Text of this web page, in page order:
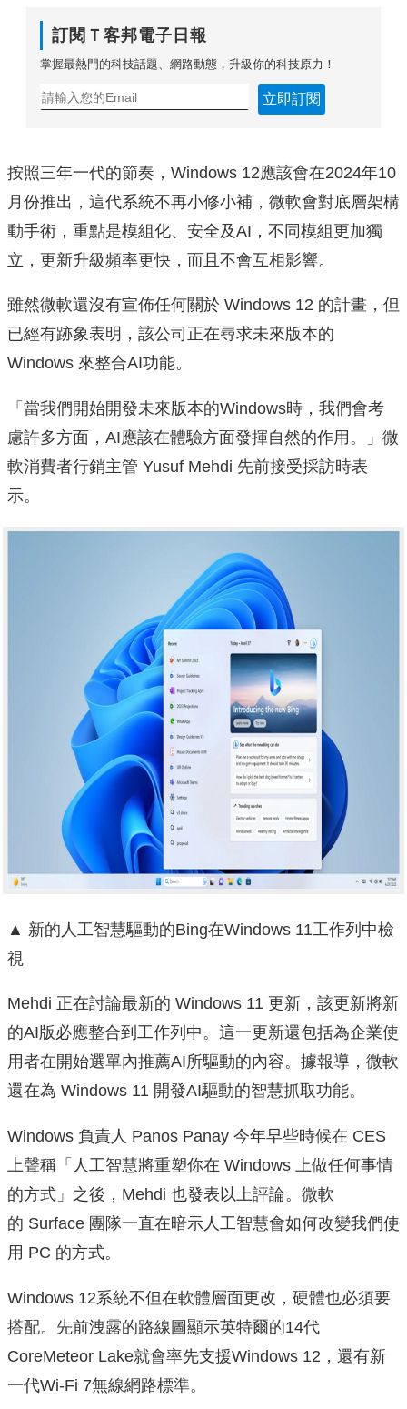
訂閱Ｔ客邦電子日報
掌握最熱門的科技話題、網路動態，升級你的科技原力！
立即訂閱
按照三年一代的節奏，Windows 12應該會在2024年10
月份推出，這代系統不再小修小補，微軟會對底層架構
動手術，重點是模組化、安全及AI，不同模組更加獨
立，更新升級頻率更快，而且不會互相影響。
雖然微軟還沒有宣佈任何關於 Windows 12 的計畫，但
已經有跡象表明，該公司正在尋求未來版本的
Windows 來整合AI功能。
「當我們開始開發未來版本的Windows時，我們會考
慮許多方面，AI應該在體驗方面發揮自然的作用。」微
軟消費者行銷主管 Yusuf Mehdi 先前接受採訪時表
示。
▲ 新的人工智慧驅動的Bing在Windows 11工作列中檢
視
Mehdi 正在討論最新的 Windows 11 更新，該更新將新
的AI版必應整合到工作列中。這一更新還包括為企業使
用者在開始選單內推薦AI所驅動的內容。據報導，微軟
還在為 Windows 11 開發AI驅動的智慧抓取功能。
Windows 負責人 Panos Panay 今年早些時候在 CES
上聲稱「人工智慧將重塑你在 Windows 上做任何事情
的方式」之後，Mehdi 也發表以上評論。微軟
的 Surface 團隊一直在暗示人工智慧會如何改變我們使
用 PC 的方式。
Windows 12系統不但在軟體層面更改，硬體也必須要
搭配。先前洩露的路線圖顯示英特爾的14代
CoreMeteor Lake就會率先支援Windows 12，還有新
一代Wi-Fi 7無線網路標準。